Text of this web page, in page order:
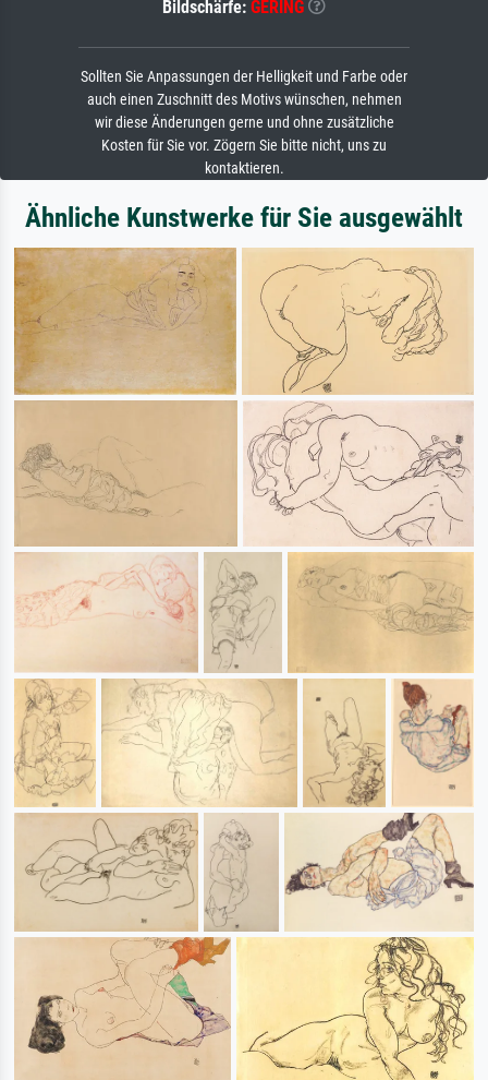
Bildschärfe: GERING
Sollten Sie Anpassungen der Helligkeit und Farbe oder
auch einen Zuschnitt des Motivs wünschen, nehmen
wir diese Änderungen gerne und ohne zusätzliche
Kosten für Sie vor. Zögern Sie bitte nicht, uns zu
kontaktieren.
Ähnliche Kunstwerke für Sie ausgewählt